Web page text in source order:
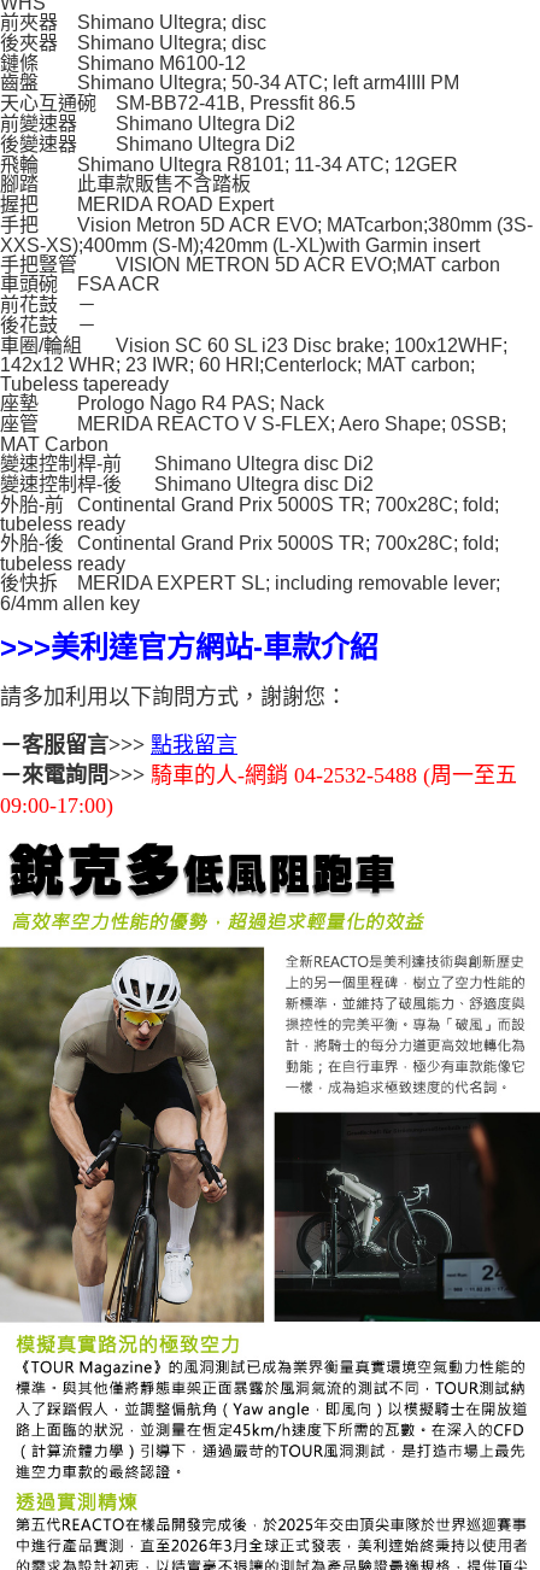
前夾器
Shimano Ultegra; disc
後夾器
Shimano Ultegra; disc
鏈條
Shimano M6100-12
齒盤
Shimano Ultegra; 50-34 ATC; left arm4IIII PM
天心互通碗
SM-BB72-41B, Pressfit 86.5
前變速器
Shimano Ultegra Di2
後變速器
Shimano Ultegra Di2
飛輪
Shimano Ultegra R8101; 11-34 ATC; 12GER
腳踏
此車款販售不含踏板
握把
MERIDA ROAD Expert
手把
Vision Metron 5D ACR EVO; MATcarbon;380mm (3S-
XXS-XS);400mm (S-M);420mm (L-XL)with Garmin insert
手把豎管
VISION METRON 5D ACR EVO;MAT carbon
車頭碗
FSA ACR
前花鼓
－
後花鼓
－
車圈/輪組
Vision SC 60 SL i23 Disc brake; 100x12WHF;
142x12 WHR; 23 IWR; 60 HRI;Centerlock; MAT carbon;
Tubeless tapeready
座墊
Prologo Nago R4 PAS; Nack
座管
MERIDA REACTO V S-FLEX; Aero Shape; 0SSB;
MAT Carbon
變速控制桿-前
Shimano Ultegra disc Di2
變速控制桿-後
Shimano Ultegra disc Di2
外胎-前
Continental Grand Prix 5000S TR; 700x28C; fold;
tubeless ready
外胎-後
Continental Grand Prix 5000S TR; 700x28C; fold;
tubeless ready
後快拆
MERIDA EXPERT SL; including removable lever;
6/4mm allen key
>>>美利達官方網站-車款介紹
請多加利用以下詢問方式，謝謝您：
－客服留言>>> 點我留言
－來電詢問>>> 騎車的人-網銷 04-2532-5488 (周一至五
09:00-17:00)